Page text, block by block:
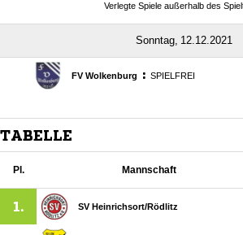
Verlegte Spiele außerhalb des
 
FV Wolkenburg : SPIELFREI
TABELLE
Pl. Mannschaft
1. SV Heinrichsort/​Rödlitz